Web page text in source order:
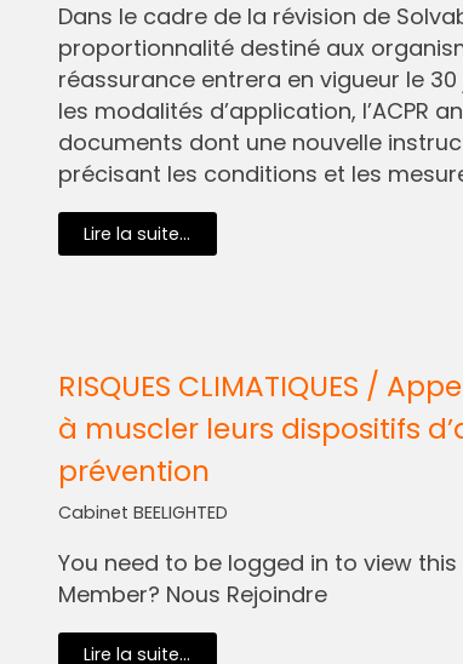
Dans le cadre de la révision de
proportionnalité destiné aux
réassurance entrera en vigueur le
les modalités d’application, l’ACPR
documents dont une nouvelle
précisant les conditions et les
Lire la suite...
RISQUES CLIMATIQUES /
à muscler leurs dispositifs
prévention
Cabinet BEELIGHTED
You need to be logged in to view this
Member? Nous Rejoindre
Lire la suite...